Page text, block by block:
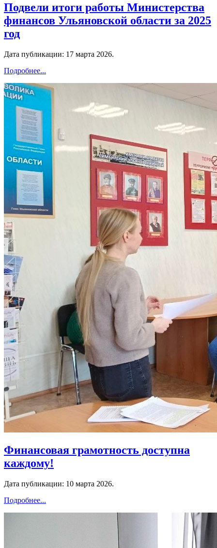
Подвели итоги работы Министерства
финансов Ульяновской области за 2025
год
Дата публикации: 17 марта 2026.
Подробнее...
️Финансовая грамотность доступна
каждому!
Дата публикации: 10 марта 2026.
Подробнее...